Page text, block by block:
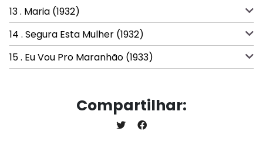
13 . Maria (1932)
14 . Segura Esta Mulher (1932)
15 . Eu Vou Pro Maranhão (1933)
Compartilhar: